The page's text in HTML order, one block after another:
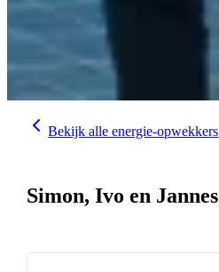
Bekijk alle energie-opwekkers
Simon, Ivo en Jannes